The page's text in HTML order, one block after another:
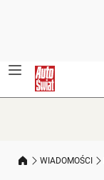
WIADOMOŚCI